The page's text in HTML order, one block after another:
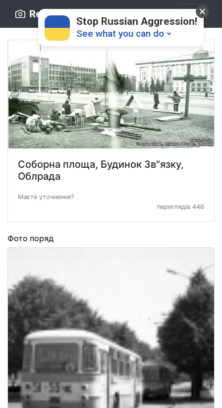
Retro.ck.ua
Соборна площа, Будинок Зв"язку,
Облрада
Маєте уточнення?
переглядів 446
Фото поряд
Stop Russian Aggression!
See what you can do
Donate 💸
Share this widget